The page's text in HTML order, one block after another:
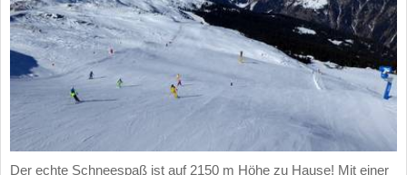
Der echte Schneespaß ist auf 2150 m Höhe zu Hause! Mit einer